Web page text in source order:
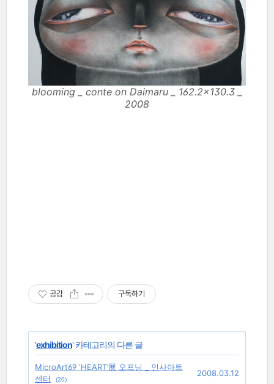
blooming _ conte on Daimaru _ 162.2×130.3 _
2008
공감 구독하기
'exhibition' 카테고리의 다른 글
MicroArt69 ‘HEART’展 오프닝 _ 인사아트
센터
(20)
2008.03.12